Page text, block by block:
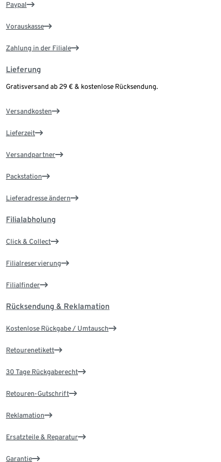
Paypal
Vorauskasse
Zahlung in der Filiale
Lieferung
Gratisversand ab 29 € & kostenlose Rücksendung.
Versandkosten
Lieferzeit
Versandpartner
Packstation
Lieferadresse ändern
Filialabholung
Click & Collect
Filialreservierung
Filialfinder
Rücksendung & Reklamation
Kostenlose Rückgabe / Umtausch
Retourenetikett
30 Tage Rückgaberecht
Retouren-Gutschrift
Reklamation
Ersatzteile & Reparatur
Garantie